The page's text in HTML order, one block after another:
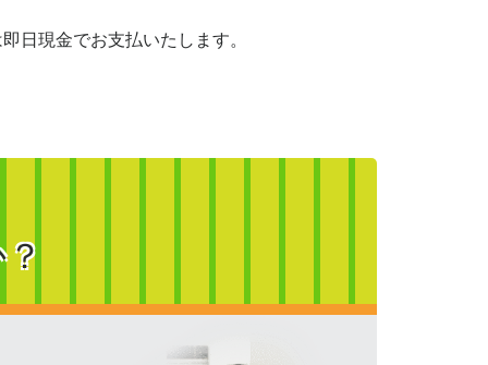
日現金でお支払いたします。